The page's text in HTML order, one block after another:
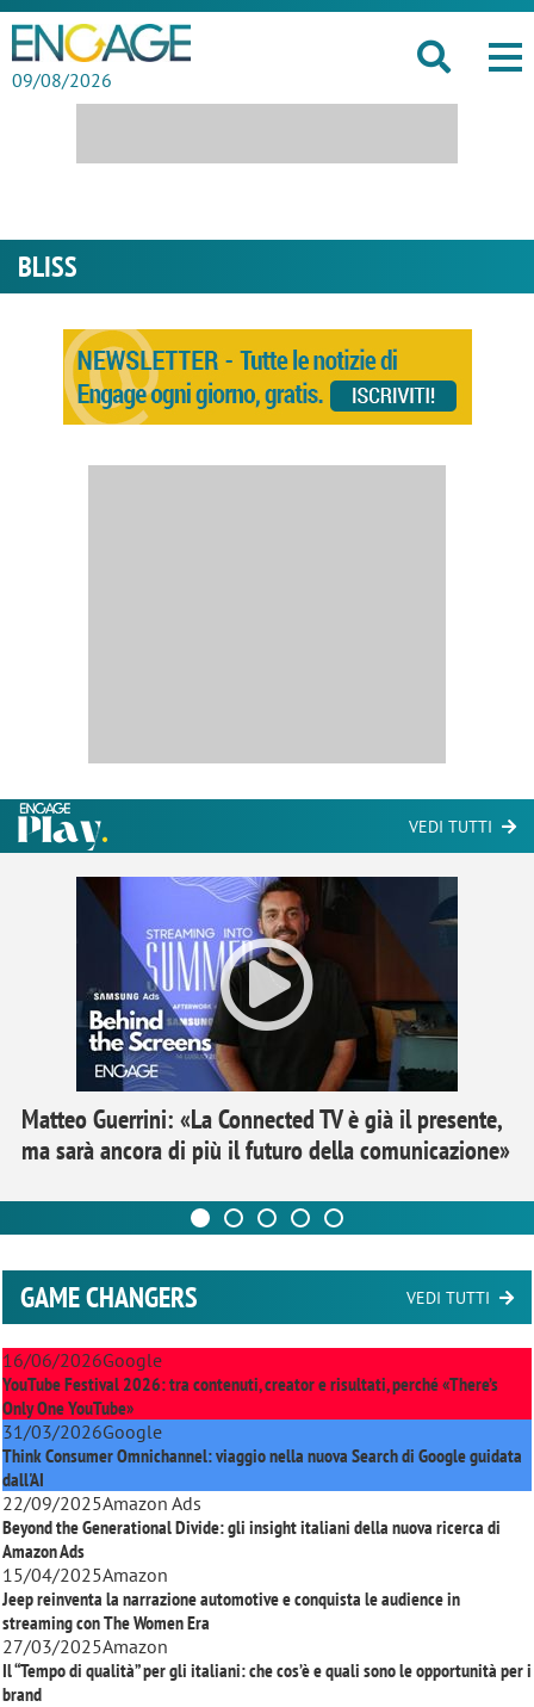
09/08/2026
BLISS
VEDI TUTTI
Matteo Guerrini: «La Connected TV è già il presente,
ma sarà ancora di più il futuro della comunicazione»
GAME CHANGERS VEDI TUTTI
16/06/2026Google
YouTube Festival 2026: tra contenuti, creator e risultati, perché «There’s
Only One YouTube»
31/03/2026Google
Think Consumer Omnichannel: viaggio nella nuova Search di Google guidata
dall'AI
22/09/2025Amazon Ads
Beyond the Generational Divide: gli insight italiani della nuova ricerca di
Amazon Ads
15/04/2025Amazon
Jeep reinventa la narrazione automotive e conquista le audience in
streaming conThe Women Era
27/03/2025Amazon
Il “Tempo di qualità” per gli italiani: che cos’è e quali sono le opportunità per i
brand